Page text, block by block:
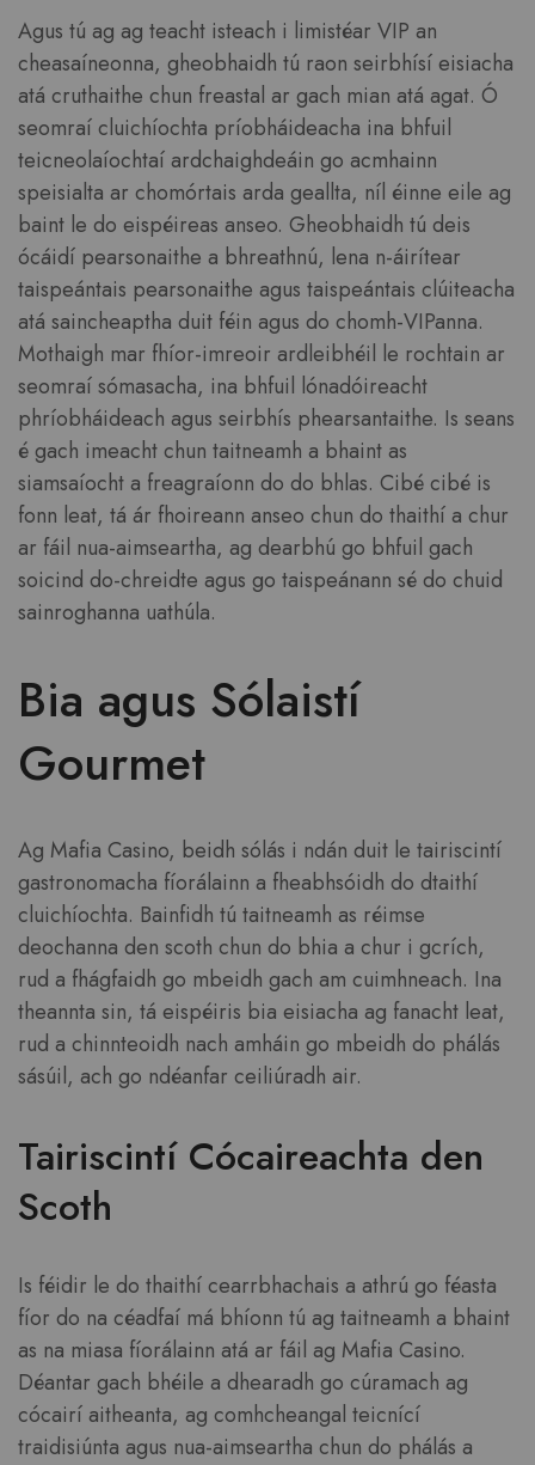
Agus tú ag ag teacht isteach i limistéar VIP an
cheasaíneonna, gheobhaidh tú raon seirbhísí eisiacha
atá cruthaithe chun freastal ar gach mian atá agat. Ó
seomraí cluichíochta príobháideacha ina bhfuil
teicneolaíochtaí ardchaighdeáin go acmhainn
speisialta ar chomórtais arda geallta, níl éinne eile ag
baint le do eispéireas anseo. Gheobhaidh tú deis
ócáidí pearsonaithe a bhreathnú, lena n-áirítear
taispeántais pearsonaithe agus taispeántais clúiteacha
atá saincheaptha duit féin agus do chomh-VIPanna.
Mothaigh mar fhíor-imreoir ardleibhéil le rochtain ar
seomraí sómasacha, ina bhfuil lónadóireacht
phríobháideach agus seirbhís phearsantaithe. Is seans
é gach imeacht chun taitneamh a bhaint as
siamsaíocht a freagraíonn do do bhlas. Cibé cibé is
fonn leat, tá ár fhoireann anseo chun do thaithí a chur
ar fáil nua-aimseartha, ag dearbhú go bhfuil gach
soicind do-chreidte agus go taispeánann sé do chuid
sainroghanna uathúla.
Bia agus Sólaistí
Gourmet
Ag Mafia Casino, beidh sólás i ndán duit le tairiscintí
gastronomacha fíorálainn a fheabhsóidh do dtaithí
cluichíochta. Bainfidh tú taitneamh as réimse
deochanna den scoth chun do bhia a chur i gcrích,
rud a fhágfaidh go mbeidh gach am cuimhneach. Ina
theannta sin, tá eispéiris bia eisiacha ag fanacht leat,
rud a chinnteoidh nach amháin go mbeidh do phálás
sásúil, ach go ndéanfar ceiliúradh air.
Tairiscintí Cócaireachta den
Scoth
Is féidir le do thaithí cearrbhachais a athrú go féasta
fíor do na céadfaí má bhíonn tú ag taitneamh a bhaint
as na miasa fíorálainn atá ar fáil ag Mafia Casino.
Déantar gach bhéile a dhearadh go cúramach ag
cócairí aitheanta, ag comhcheangal teicnící
traidisiúnta agus nua-aimseartha chun do phálás a